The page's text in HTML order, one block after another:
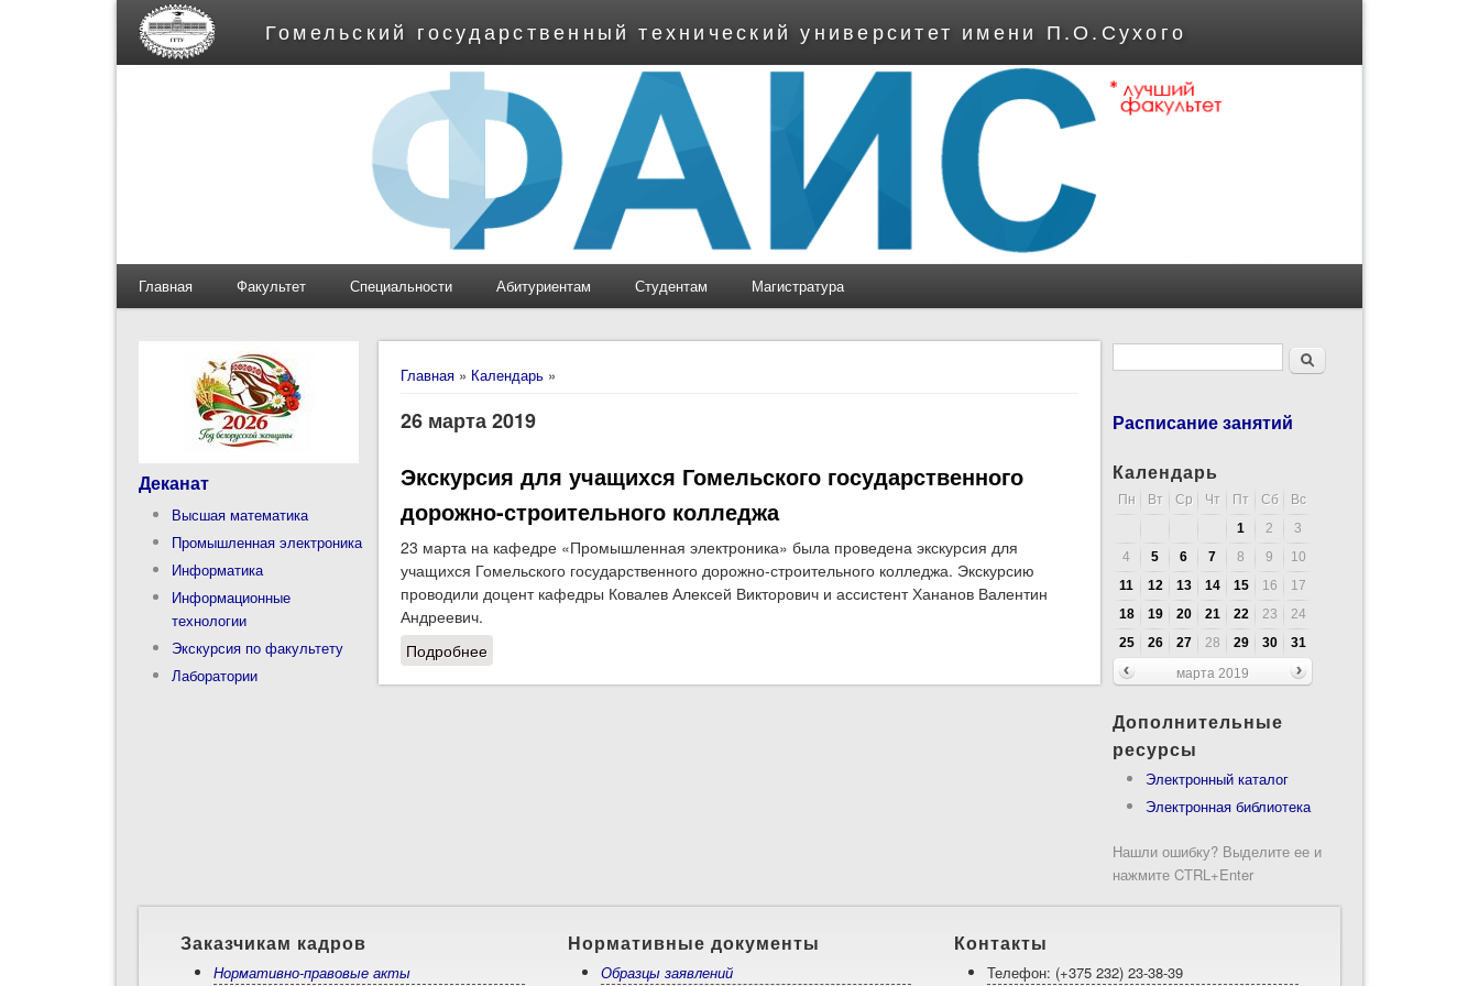
Гомельский государственный технический университет имени П.О.Сухого
Главная Факультет Специальности Абитуриентам Студентам Магистратура
Вы здесь
Главная » Календарь »
26 марта 2019
Экскурсия для учащихся Гомельского государственного
дорожно-строительного колледжа
23 марта на кафедре «Промышленная электроника» была проведена экскурсия для
учащихся Гомельского государственного дорожно-строительного колледжа. Экскурсию
проводили доцент кафедры Ковалев Алексей Викторович и ассистент Хананов Валентин
Андреевич.
Подробнее о Экскурсия для учащихся Гомельского государственного дорожно-строительного колледжа
Деканат
Высшая математика
Промышленная электроника
Информатика
Информационные
технологии
Экскурсия по факультету
Лаборатории
Форма поискаПоиск
Расписание занятий
Календарь
Пн Вт Ср Чт Пт Сб
Вс
1
2
3
4
5 6 7 8 9
10
11
12 13 14 15 16
17
18
19 20 21 22 23
24
25
26 27 28 29 30
31
марта 2019
Дополнительные
ресурсы
Электронный каталог
Электронная библиотека
Нашли ошибку? Выделите ее и
нажмите CTRL+Enter
Заказчикам кадров
Нормативно-правовые акты
Нормативные документы
Образцы заявлений
Контакты
Телефон: (+375 232) 23-38-39